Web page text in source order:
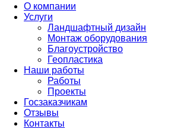
О компании
Услуги
Ландшафтный дизайн
Монтаж оборудования
Благоустройство
Геопластика
Наши работы
Работы
Проекты
Госзаказчикам
Отзывы
Контакты